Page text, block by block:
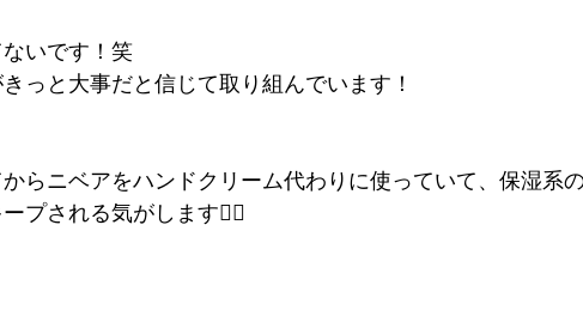
いです！笑
っと大事だと信じて取り組んでいます！
らニベアをハンドクリーム代わりに使っていて、保湿系
プされる気がします🙆‍♂️